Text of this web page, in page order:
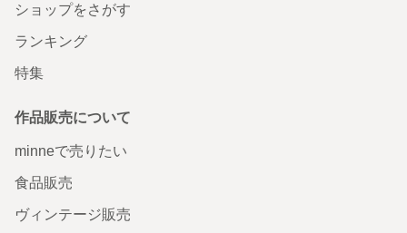
ショップをさがす
ランキング
特集
作品販売について
minneで売りたい
食品販売
ヴィンテージ販売